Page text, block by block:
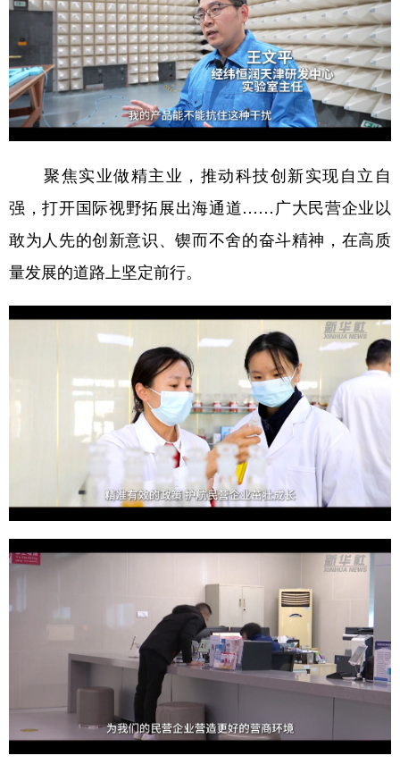
新疆 内蒙古 黑龙江
多语种频道
Русский язык 日本語 한국어
Deutsch Português
聚焦实业做精主业，推动科技创新实现自立自
强，打开国际视野拓展出海通道……广大民营企业以
敢为人先的创新意识、锲而不舍的奋斗精神，在高质
量发展的道路上坚定前行。